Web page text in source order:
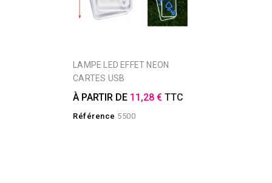
LAMPE LED EFFET NEON
CARTES USB
À PARTIR DE 11,28 € TTC
Référence 5500